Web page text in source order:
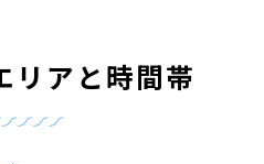
リアと時間帯